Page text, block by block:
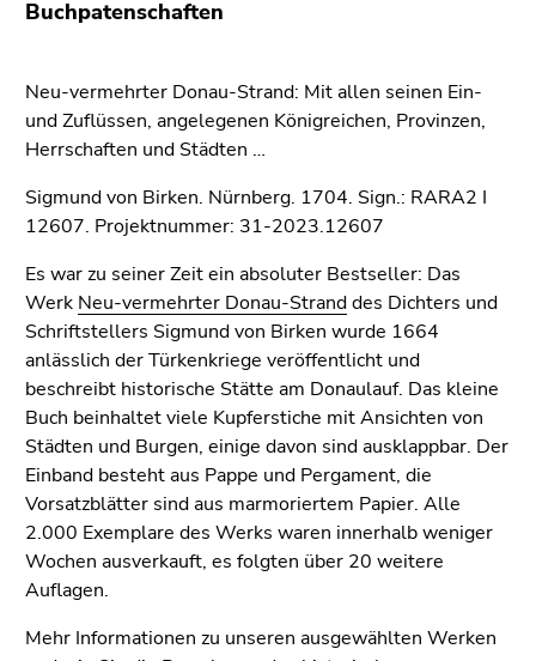
Go
navigation
(Accesskey
3)
to
additional
information
(Accesskey
5)
Go
to
page
settings
(user/language)
(Accesskey
8)
Go
to
(Accesskey
Buchpatenschaften
Neu-vermehrter Donau-Strand: Mit allen seinen Ein-
und Zuflüssen, angelegenen Königreichen, Provinzen,
Herrschaften und Städten …
Sigmund von Birken. Nürnberg. 1704. Sign.: RARA2 I
12607. Projektnummer: 31-2023.12607
Es war zu seiner Zeit ein absoluter Bestseller: Das
Werk Neu-vermehrter Donau-Stranddes Dichters und
Schriftstellers Sigmund von Birken wurde 1664
anlässlich der Türkenkriege veröffentlicht und
beschreibt historische Stätte am Donaulauf. Das kleine
Buch beinhaltet viele Kupferstiche mit Ansichten von
Städten und Burgen, einige davon sind ausklappbar. Der
Einband besteht aus Pappe und Pergament, die
Vorsatzblätter sind aus marmoriertem Papier. Alle
2.000 Exemplare des Werks waren innerhalb weniger
Wochen ausverkauft, es folgten über 20 weitere
Auflagen.
Mehr Informationen zu unseren ausgewählten Werken